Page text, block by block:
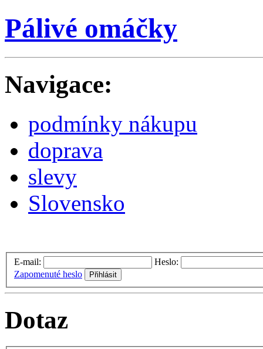
Pálivé omáčky
Navigace:
podmínky nákupu
doprava
slevy
Slovensko
E-mail:
Heslo:
Zapomenuté heslo
Dotaz